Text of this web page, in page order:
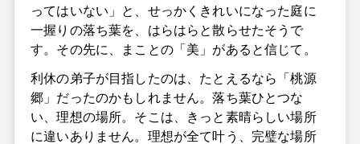
ってはいない」と、せっかくきれいになった庭に
一握りの落ち葉を、はらはらと散らせたそうで
す。その先に、まことの「美」があると信じて。
利休の弟子が目指したのは、たとえるなら「桃源
郷」だったのかもしれません。落ち葉ひとつな
い、理想の場所。そこは、きっと素晴らしい場所
に違いありません。理想が全て叶う、完璧な場所